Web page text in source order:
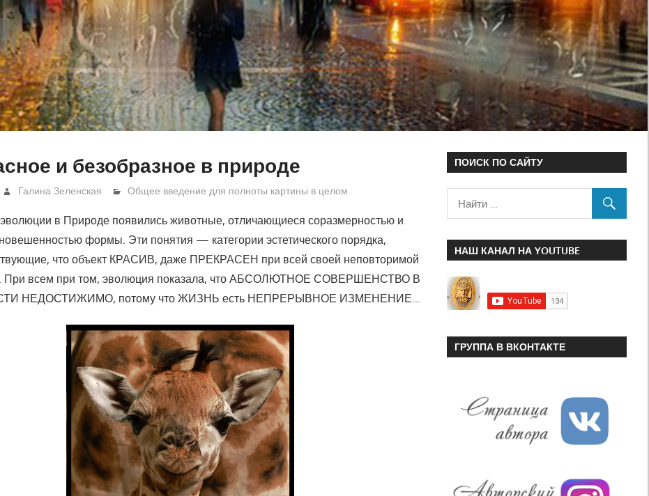
и безобразное в природе
Галина Зеленская Общее введение для полноты картины в целом
в Природе появились животные, отличающиеся соразмерностью и
формы. Эти понятия — категории эстетического порядка,
что объект КРАСИВ, даже ПРЕКРАСЕН при всей своей неповторимой
При всем при том, эволюция показала, что АБСОЛЮТНОЕ СОВЕРШЕНСТВО В
НЕДОСТИЖИМО, потому что ЖИЗНЬ есть НЕПРЕРЫВНОЕ ИЗМЕНЕНИЕ…
ПОИСК ПО САЙТУ
НАШ КАНАЛ НА YOUTUBE
ГРУППА В ВКОНТАКТЕ